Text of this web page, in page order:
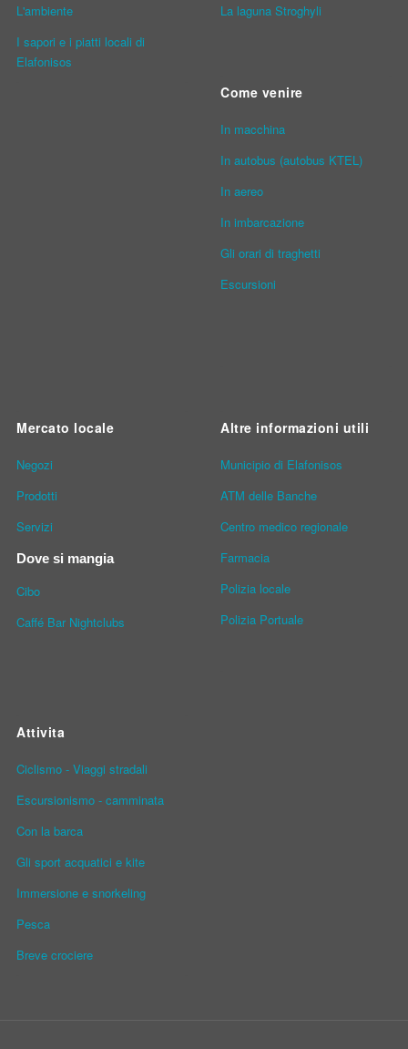
L'ambiente
I sapori e i piatti locali di
Elafonisos
La laguna Stroghyli
Come venire
In macchina
In autobus (autobus KTEL)
In aereo
In imbarcazione
Gli orari di traghetti
Escursioni
Mercato locale
Νegozi
Prodotti
Servizi
Dove si mangia
Cibo
Caffé Bar Nightclubs
Altre informazioni utili
Municipio di Elafonisos
ATM delle Banche
Centro medico regionale
Farmacia
Polizia locale
Polizia Portuale
Attivita
Ciclismo - Viaggi stradali
Escursionismo - camminata
Con la barca
Gli sport acquatici e kite
Immersione e snorkeling
Pesca
Breve crociere